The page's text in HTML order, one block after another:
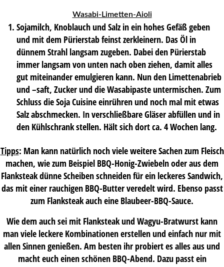
Wasabi-Limetten-Aioli
Sojamilch, Knoblauch und Salz in ein hohes Gefäß geben
und mit dem Pürierstab feinst zerkleinern. Das Öl in
dünnem Strahl langsam zugeben. Dabei den Pürierstab
immer langsam von unten nach oben ziehen, damit alles
gut miteinander emulgieren kann. Nun den Limettenabrieb
und –saft, Zucker und die Wasabipaste untermischen. Zum
Schluss die Soja Cuisine einrühren und noch mal mit etwas
Salz abschmecken. In verschließbare Gläser abfüllen und in
den Kühlschrank stellen. Hält sich dort ca. 4 Wochen lang.
Tipps: Man kann natürlich noch viele weitere Sachen zum Fleisch
machen, wie zum Beispiel BBQ-Honig-Zwiebeln oder aus dem
Flanksteak dünne Scheiben schneiden für ein leckeres Sandwich,
das mit einer rauchigen BBQ-Butter veredelt wird. Ebenso passt
zum Flanksteak auch eine Blaubeer-BBQ-Sauce.
Wie dem auch sei mit Flanksteak und Wagyu-Bratwurst kann
man viele leckere Kombinationen erstellen und einfach nur mit
allen Sinnen genießen. Am besten ihr probiert es alles aus und
macht euch einen schönen BBQ-Abend. Dazu passt ein